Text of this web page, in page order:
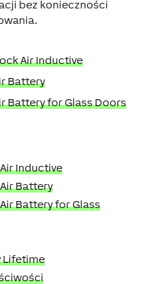
bez konieczności
Air Inductive
Battery
Battery for Glass Doors
Inductive
Battery
Battery for Glass
Lifetime